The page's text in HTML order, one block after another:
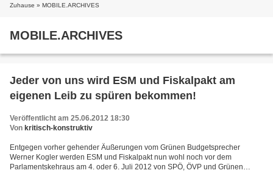
Zuhause » MOBILE.ARCHIVES
MOBILE.ARCHIVES
Jeder von uns wird ESM und Fiskalpakt am
eigenen Leib zu spüren bekommen!
Veröffentlicht am 25.06.2012 18:30
Von kritisch-konstruktiv
Entgegen vorher gehender Äußerungen vom Grünen Budgetsprecher
Werner Kogler werden ESM und Fiskalpakt nun wohl noch vor dem
Parlamentskehraus am 4. oder 6. Juli 2012 von SPÖ, ÖVP und Grünen